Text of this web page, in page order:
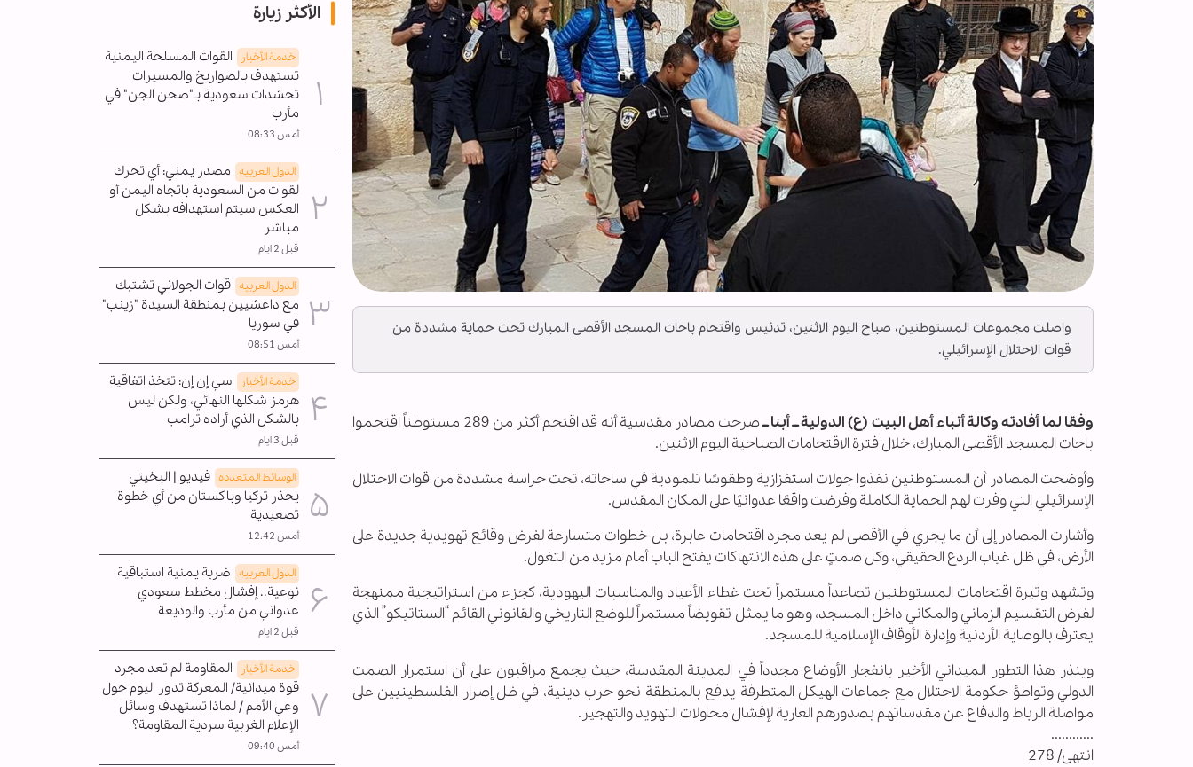
واصلت مجموعات المستوطنين، صباح اليوم الاثنين، تدنيس واقتحام باحات المسجد الأقصى المبارك تحت حماية مشددة من
قوات الاحتلال الإسرائيلي.
وفقا لما أفادته وكالة أنباء أهل البيت (ع) الدولية ــ أبنا ــ
صرحت مصادر مقدسية أنه قد اقتحم أكثر من 289 مستوطناً اقتحموا
باحات المسجد الأقصى المبارك، خلال فترة الاقتحامات الصباحية اليوم الاثنين.
وأوضحت المصادر أن المستوطنين نفذوا جولات استفزازية وطقوسًا تلمودية في ساحاته، تحت حراسة مشددة من قوات الاحتلال
الإسرائيلي التي وفرت لهم الحماية الكاملة وفرضت واقعًا عدوانيًا على المكان المقدس.
وأشارت المصادر إلى أن ما يجري في الأقصى لم يعد مجرد اقتحامات عابرة، بل خطوات متسارعة لفرض وقائع تهويدية جديدة على
الأرض، في ظل غياب الردع الحقيقي، وكل صمتٍ على هذه الانتهاكات يفتح الباب أمام مزيد من التغول.
وتشهد وتيرة اقتحامات المستوطنين تصاعداً مستمراً تحت غطاء الأعياد والمناسبات اليهودية، كجزء من استراتيجية ممنهجة
لفرض التقسيم الزماني والمكاني داخل المسجد، وهو ما يمثل تقويضاً مستمراً للوضع التاريخي والقانوني القائم “الستاتيكو” الذي
يعترف بالوصاية الأردنية وإدارة الأوقاف الإسلامية للمسجد.
وينذر هذا التطور الميداني الأخير بانفجار الأوضاع مجدداً في المدينة المقدسة، حيث يجمع مراقبون على أن استمرار الصمت
الدولي وتواطؤ حكومة الاحتلال مع جماعات الهيكل المتطرفة يدفع بالمنطقة نحو حرب دينية، في ظل إصرار الفلسطينيين على
مواصلة الرباط والدفاع عن مقدساتهم بصدورهم العارية لإفشال محاولات التهويد والتهجير.
............
انتهى/ 278
الأكثر زيارة
خدمة الأخبار
القوات المسلحة اليمنية
تستهدف بالصواريخ والمسيرات
تحشدات سعودية بـ"صحن الجن" في
مأرب
أمس 08:33
الدول العربیه مصدر يمني: أي تحرك
لقوات من السعودية باتجاه اليمن أو
العكس سيتم استهدافه بشكل
مباشر
قبل 2 ايام
الدول العربیه قوات الجولاني تشتبك
مع داعشيين بمنطقة السيدة "زينب"
في سوريا
أمس 08:51
خدمة الأخبار
سي إن إن: تتخذ اتفاقية
هرمز شكلها النهائي، ولكن ليس
بالشكل الذي أراده ترامب
قبل 3 ايام
الوسائط المتعدده فيديو | البخيتي
يحذر تركيا وباكستان من أي خطوة
تصعيدية
أمس 12:42
الدول العربیه ضربة يمنية استباقية
نوعية.. إفشال مخطط سعودي
عدواني من مأرب والوديعة
قبل 2 ايام
خدمة الأخبار
المقاومة لم تعد مجرد
قوة ميدانية/ المعركة تدور اليوم حول
وعي الأمم / لماذا تستهدف وسائل
الإعلام الغربية سردية المقاومة؟
أمس 09:40